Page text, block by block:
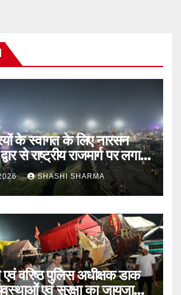
के स्वागत के लिए नारसन
से राष्ट्रीय राजमार्ग पर लगाई
लाइटेंSHASHI SHARMA
एवं वरिष्ठ पुलिस अधीक्षक डाक
एवं सुरक्षा का जायजा